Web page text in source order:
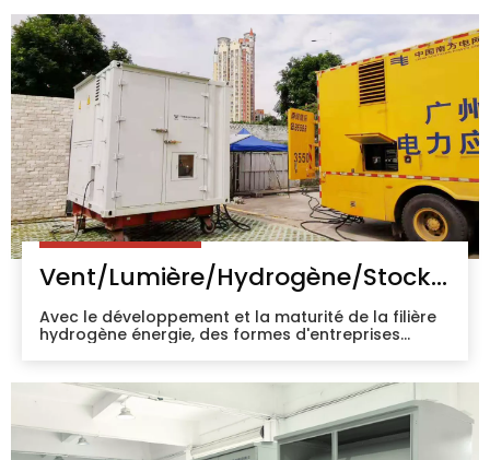
Vent/Lumière/Hydrogène/Stockage
Avec le développement et la maturité de la filière
hydrogène énergie, des formes d'entreprises
stockage de l'énergie continueront d'émerger,
favorisant l'ère du vent, de la lumière, de
l'hydrogène et du stockage 'ensemble'.